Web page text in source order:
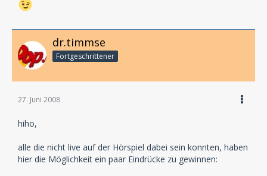
dr.timmse
Fortgeschrittener
27. Juni 2008
hiho,
alle die nicht live auf der Hörspiel dabei sein konnten, haben
hier die Möglichkeit ein paar Eindrücke zu gewinnen: